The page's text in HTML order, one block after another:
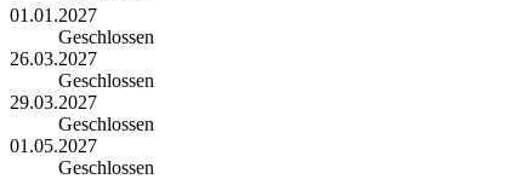
01.01.2027
Geschlossen
26.03.2027
Geschlossen
29.03.2027
Geschlossen
01.05.2027
Geschlossen